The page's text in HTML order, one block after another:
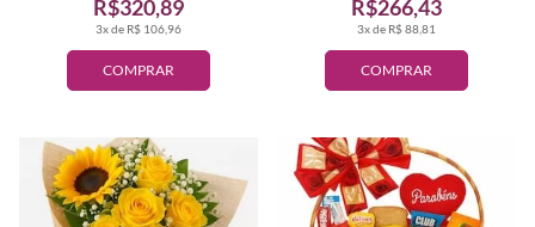
COMPRAR
3x de R$ 106,96
R$320,89
COMPRAR
3x de R$ 88,81
R$266,43